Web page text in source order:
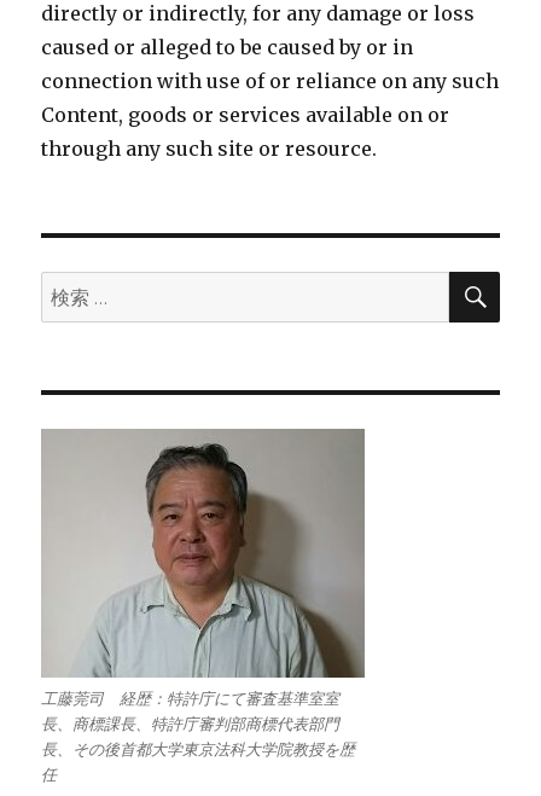
directly or indirectly, for any damage or loss
caused or alleged to be caused by or in
connection with use of or reliance on any such
Content, goods or services available on or
through any such site or resource.
検
索:
検
工藤莞司 経歴：特許庁にて審査基準室室
長、商標課長、特許庁審判部商標代表部門
長、その後首都大学東京法科大学院教授を歴
任